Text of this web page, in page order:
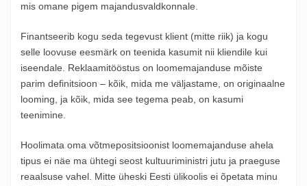
mis omane pigem majandusvaldkonnale.
Finantseerib kogu seda tegevust klient (mitte riik) ja kogu
selle loovuse eesmärk on teenida kasumit nii kliendile kui
iseendale. Reklaamitööstus on loomemajanduse mõiste
parim definitsioon – kõik, mida me väljastame, on originaalne
looming, ja kõik, mida see tegema peab, on kasumi
teenimine.
Hoolimata oma võtmepositsioonist loomemajanduse ahela
tipus ei näe ma ühtegi seost kultuuriministri jutu ja praeguse
reaalsuse vahel. Mitte üheski Eesti ülikoolis ei õpetata minu